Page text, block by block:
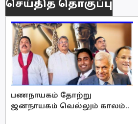
செய்தித் தொகுப்பு
பணநாயகம் தோற்று
ஜனநாயகம் வெல்லும் காலம்..